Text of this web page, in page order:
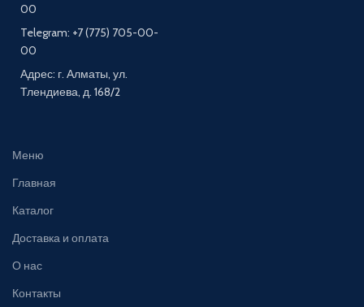
00
Telegram: +7 (775) 705-00-
00
Адрес: г. Алматы, ул.
Тлендиева, д. 168/2
Меню
Главная
Каталог
Доставка и оплата
О нас
Контакты